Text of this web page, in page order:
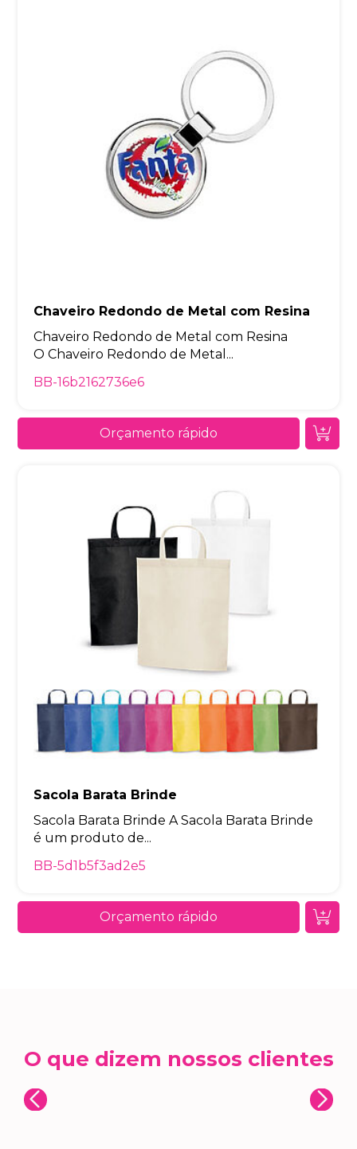
Chaveiro Redondo de Metal com Resina
Chaveiro Redondo de Metal com Resina
O Chaveiro Redondo de Metal...
BB-16b2162736e6
Orçamento rápido
Sacola Barata Brinde
Sacola Barata Brinde A Sacola Barata Brinde
é um produto de...
BB-5d1b5f3ad2e5
Orçamento rápido
O que dizem nossos clientes